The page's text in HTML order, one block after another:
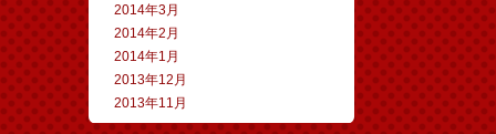
2014年3月
2014年2月
2014年1月
2013年12月
2013年11月